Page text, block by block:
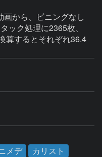
から、ビニングなし
ック処理に2365枚、
算するとそれぞれ36.4
メデ カリスト